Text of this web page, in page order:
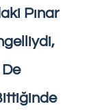
Pınar